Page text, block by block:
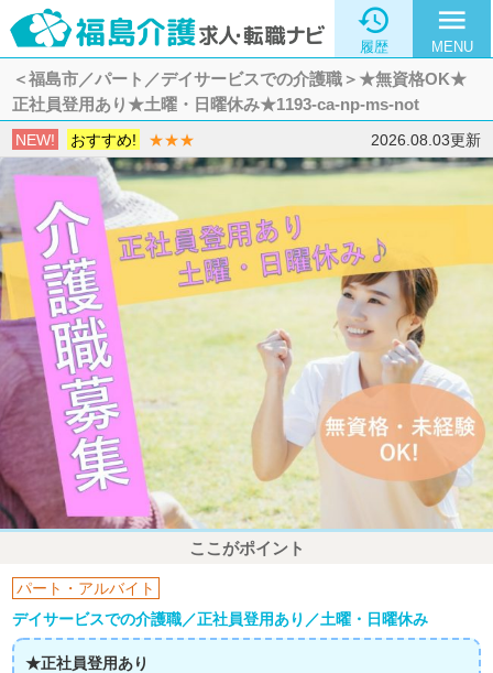

履歴
menu
MENU
＜福島市／パート／デイサービスでの介護職＞★無資格OK★
正社員登用あり★土曜・日曜休み★1193-ca-np-ms-not
NEW! おすすめ! ★★★ 2026.08.03更新
ここがポイント
パート・アルバイト
デイサービスでの介護職／正社員登用あり／土曜・日曜休み
★正社員登用あり